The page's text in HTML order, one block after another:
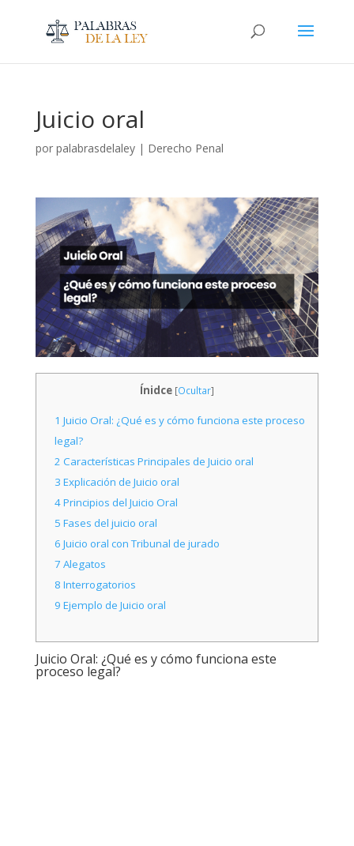
Juicio oral
por palabrasdelaley| Derecho Penal
Ínidce [Ocultar]
1 Juicio Oral: ¿Qué es y cómo funciona este proceso
legal?
2 Características Principales de Juicio oral
3 Explicación de Juicio oral
4Principios del Juicio Oral
5 Fases del juicio oral
6 Juicio oral con Tribunal de jurado
7 Alegatos
8 Interrogatorios
9 Ejemplo de Juicio oral
Juicio Oral: ¿Qué es y cómo funciona este
proceso legal?